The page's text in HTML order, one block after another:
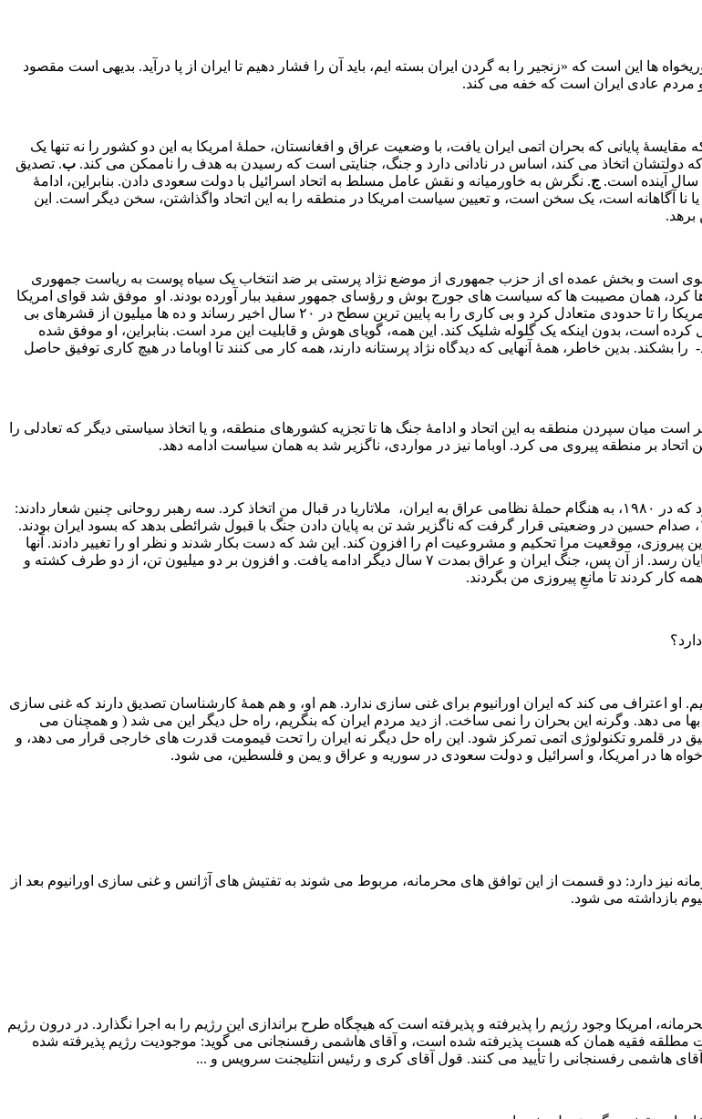
ها این‌ است که «زنجیر را به گردن ایران بسته‌ ایم، باید آن را فشار دهیم تا ایران از پا درآید. بدیهی است مقصود
و مردم عادی ایران است که خفه می‌ کند.
مقایسۀ پایانی که بحران اتمی ایران یافت، با وضعیت عراق و افغانستان، حملۀ امریکا به این دو کشور را نه تنها یک
دولتشان اتخاذ می‌ کند، اساس در نادانی دارد و جنگ، جنایتی است که رسیدن به هدف را ناممکن می‌ کند. ب. تصدیق
آینده است. ج. نگرش به خاورمیانه و نقش عامل مسلط به اتحاد اسرائیل با دولت سعودی دادن. بنابراین، ادامۀ
نا آگاهانه است، یک سخن است، و تعیین سیاست امریکا در منطقه را به این اتحاد واگذاشتن، سخن دیگر است. این
قوی است و بخش عمده‌ ای از حزب جمهوری از موضع نژاد پرستی بر ضد انتخاب یک سیاه پوست به ریاست جمهوری
کرد، همان مصیبت ها که سیاست‌ های جورج بوش و رؤسای جمهور سفید ببار آورده بودند. او موفق شد قوای امریکا
را از افغانستان و عراق بیرون برد. از هزینه‌ های نظامی در این دو کشور کاست و بودجۀ امریکا را تا حدودی متعادل کرد و بی‌ کاری را به پایین‌ ترین سطح در ٢٠ سال اخیر رساند و ده ها میلیون از قشرهای بی‌
حل کرده‌ است، بدون اینکه یک گلوله شلیک کند. این همه، گویای هوش و قابلیت این مرد است. بنابراین، او موفق شده‌
بدین‌ خاطر، همۀ آنهایی که دیدگاه نژاد پرستانه دارند، همه کار می‌ کنند تا اوباما در هیچ کاری توفیق حاصل
است میان سپردن منطقه به این اتحاد و ادامۀ جنگ ها تا تجزیه کشورهای منطقه، و یا اتخاذ سیاستی دیگر که تعادلی را
بر منطقه پیروی می‌ کرد. اوباما نیز در مواردی، ناگزیر شد به همان سیاست ادامه دهد.
رویه‌ ای که جمهوریخواه‌ ها در قبال اوباما در پیش گرفته‌ اند مرا به یاد رویه‌ ای می‌اندازد که در ١٩٨٠، به هنگام حملۀ نظامی عراق به ایران، ملاتاریا در قبال من اتخاذ کرد. سه رهبر روحانی چنین شعار دادند:
«اگر نصف ایران از میان برود، بهتر از آن‌ است که بنی‌ صدر در جنگ پیروز شود». در ١٩٨١، صدام حسین در وضعیتی قرار گرفت که ناگزیر شد تن به پایان دادن جنگ با قبول شرائطی بدهد که بسود ایران بودند.
پیروزی، موقعیت مرا تحکیم و مشروعیت ام را افزون کند. این شد که دست بکار شدند و نظر او را تغییر دادند. آنها
را درست زمانی به انجام رساندند که قرار بود جنگ به پایان رسد. از آن پس، جنگ ایران و عراق بمدت ٧ سال دیگر ادامه یافت. و افزون بر دو میلیون تن، از دو طرف کشته و
کار کردند تا مانعِ پیروزی من بگردند.
او اعتراف می‌ کند که ایران اورانیوم برای غنی سازی ندارد. هم او، و هم همۀ کارشناسان تصدیق دارند که غنی سازی
بها می‌ دهد. وگرنه این بحران را نمی‌ ساخت. از دید مردم ایران که بنگریم، راه‌ حل دیگر این می شد ( و همچنان می
در قلمرو تکنولوژی اتمی تمرکز شود. این راه حل دیگر نه ایران را تحت قیمومت قدرت های خارجی قرار می‌ دهد، و
ها در امریکا، و اسرائیل و دولت سعودی در سوریه و عراق و یمن و فلسطین، می‌ شود.
نیز دارد: دو قسمت از این توافق‌ های محرمانه، مربوط می‌ شوند به تفتیش‌ های آژانس و غنی سازی اورانیوم بعد از
بازداشته می‌ شود.
امریکا وجود رژیم را پذیرفته و پذیرفته‌ است که هیچگاه طرح براندازی این رژیم را به اجرا نگذارد. در درون رژیم
مطلقه فقیه همان که هست پذیرفته شده‌ است، و آقای هاشمی رفسنجانی می‌ گوید: موجودیت رژیم پذیرفته شده‌
هاشمی رفسنجانی را تأیید می‌ کنند. قول آقای کری و رئیس انتلیجنت سرویس و ...